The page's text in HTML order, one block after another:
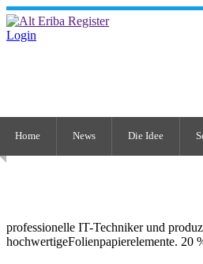
Login
Home News Die Idee
professionelle IT-Techniker und
hochwertigeFolienpapierelemente.